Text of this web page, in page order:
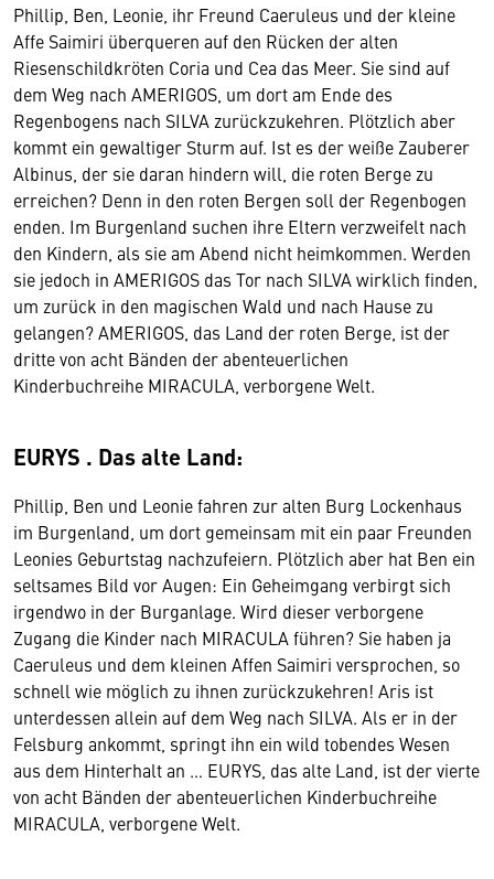
Phillip, Ben, Leonie, ihr Freund Caeruleus und der kleine
Affe Saimiri überqueren auf den Rücken der alten
Riesenschildkröten Coria und Cea das Meer. Sie sind auf
dem Weg nach AMERIGOS, um dort am Ende des
Regenbogens nach SILVA zurückzukehren. Plötzlich aber
kommt ein gewaltiger Sturm auf. Ist es der weiße Zauberer
Albinus, der sie daran hindern will, die roten Berge zu
erreichen? Denn in den roten Bergen soll der Regenbogen
enden. Im Burgenland suchen ihre Eltern verzweifelt nach
den Kindern, als sie am Abend nicht heimkommen. Werden
sie jedoch in AMERIGOS das Tor nach SILVA wirklich finden,
um zurück in den magischen Wald und nach Hause zu
gelangen? AMERIGOS, das Land der roten Berge, ist der
dritte von acht Bänden der abenteuerlichen
Kinderbuchreihe MIRACULA, verborgene Welt.
EURYS . Das alte Land:
Phillip, Ben und Leonie fahren zur alten Burg Lockenhaus
im Burgenland, um dort gemeinsam mit ein paar Freunden
Leonies Geburtstag nachzufeiern. Plötzlich aber hat Ben ein
seltsames Bild vor Augen: Ein Geheimgang verbirgt sich
irgendwo in der Burganlage. Wird dieser verborgene
Zugang die Kinder nach MIRACULA führen? Sie haben ja
Caeruleus und dem kleinen Affen Saimiri versprochen, so
schnell wie möglich zu ihnen zurückzukehren! Aris ist
unterdessen allein auf dem Weg nach SILVA. Als er in der
Felsburg ankommt, springt ihn ein wild tobendes Wesen
aus dem Hinterhalt an … EURYS, das alte Land, ist der vierte
von acht Bänden der abenteuerlichen Kinderbuchreihe
MIRACULA, verborgene Welt.